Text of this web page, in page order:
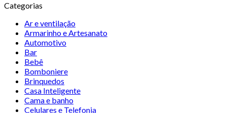
Categorias
Ar e ventilação
Armarinho e Artesanato
Automotivo
Bar
Bebê
Bomboniere
Brinquedos
Casa Inteligente
Cama e banho
Celulares e Telefonia